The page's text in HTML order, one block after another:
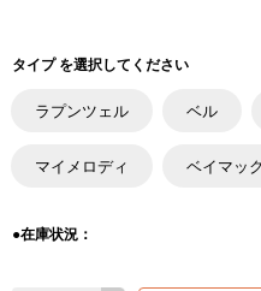
タイプ を選択してください
ラプンツェル ベル
マイメロディ ベイマッ
●在庫状況：